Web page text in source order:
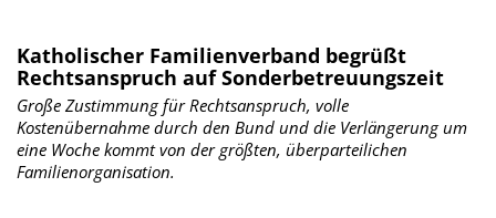
Katholischer Familienverband begrüßt
Rechtsanspruch auf Sonderbetreuungszeit
Große Zustimmung für Rechtsanspruch, volle
Kostenübernahme durch den Bund und die Verlängerung um
eine Woche kommt von der größten, überparteilichen
Familienorganisation.